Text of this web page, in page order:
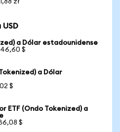
zł
a Dólar estadounidense
$
a Dólar
$
ETF (Ondo Tokenized) a
$